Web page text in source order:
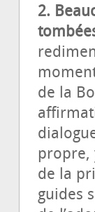
2.
de la
propre,
de la
guides